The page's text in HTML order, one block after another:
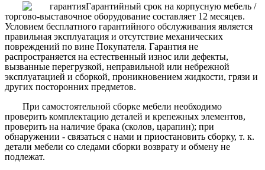
Гарантийный срок на корпусную мебель /
торгово-выставочное оборудование составляет 12 месяцев.
Условием бесплатного гарантийного обслуживания является
правильная эксплуатация и отсутствие механических
повреждений по вине Покупателя. Гарантия не
распространяется на естественный износ или дефекты,
вызванные перегрузкой, неправильной или небрежной
эксплуатацией и сборкой, проникновением жидкости, грязи и
других посторонних предметов.
При самостоятельной сборке мебели необходимо
проверить комплектацию деталей и крепежных элементов,
проверить на наличие брака (сколов, царапин); при
обнаружении - связаться с нами и приостановить сборку, т. к.
детали мебели со следами сборки возврату и обмену не
подлежат.